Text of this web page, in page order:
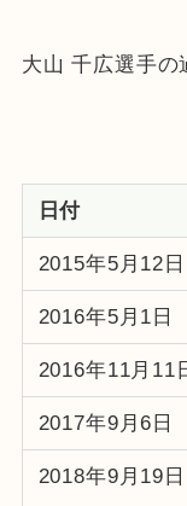
大山 千広選手の
日付
2015年5月12日
2016年5月1日
2016年11月11
2017年9月6日
2018年9月19日